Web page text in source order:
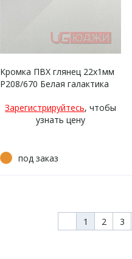
Кромка ПВХ глянец 22х1мм
P208/670 Белая галактика
Зарегистрируйтесь, чтобы
узнать цену
под заказ
1 2 3